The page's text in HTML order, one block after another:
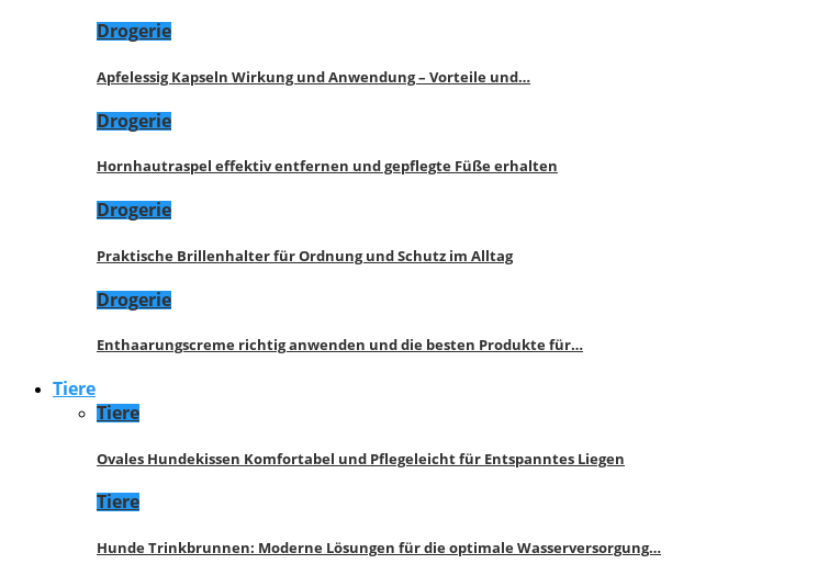
Drogerie
Apfelessig Kapseln Wirkung und Anwendung – Vorteile und…
Drogerie
Hornhautraspel effektiv entfernen und gepflegte Füße erhalten
Drogerie
Praktische Brillenhalter für Ordnung und Schutz im Alltag
Drogerie
Enthaarungscreme richtig anwenden und die besten Produkte für…
Tiere
Tiere
Ovales Hundekissen Komfortabel und Pflegeleicht für Entspanntes Liegen
Tiere
Hunde Trinkbrunnen: Moderne Lösungen für die optimale Wasserversorgung…